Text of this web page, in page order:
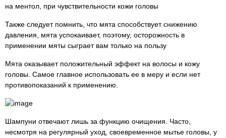
на ментол, при чувствительности кожи головы
Также следует помнить, что мята способствует снижению
давления, мята успокаивает, поэтому, осторожность в
применении мяты сыграет вам только на пользу
Мята оказывает положительный эффект на волосы и кожу
головы. Самое главное использовать ее в меру и если нет
противопоказаний к применению.
Шампуни отвечают лишь за функцию очищения. Часто,
несмотря на регулярный уход, своевременное мытье головы, у